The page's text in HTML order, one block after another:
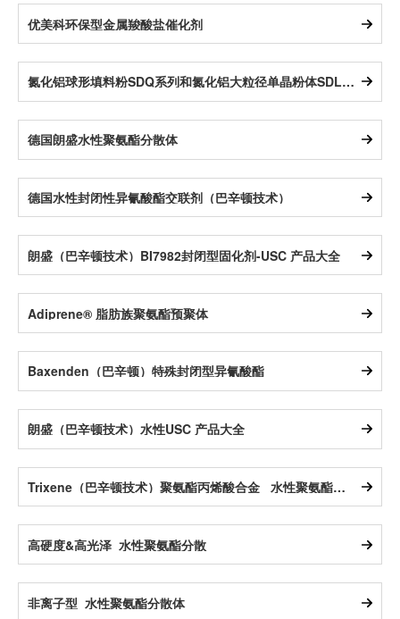
优美科环保型金属羧酸盐催化剂
氮化铝球形填料粉SDQ系列和氮化铝大粒径单晶粉体SDL系列
德国朗盛水性聚氨酯分散体
德国水性封闭性异氰酸酯交联剂（巴辛顿技术）
朗盛（巴辛顿技术）BI7982封闭型固化剂-USC 产品大全
Adiprene® 脂肪族聚氨酯预聚体
Baxenden（巴辛顿）特殊封闭型异氰酸酯
朗盛（巴辛顿技术）水性USC 产品大全
Trixene（巴辛顿技术）聚氨酯丙烯酸合金 _水性聚氨酯分散体
高硬度&高光泽_水性聚氨酯分散
非离子型_水性聚氨酯分散体